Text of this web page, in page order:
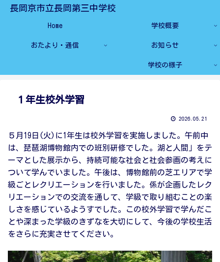
長岡京市立長岡第三中学校
Home 学校概要
おたより・通信 お知らせ
学校の様子
１年生校外学習
2026.05.21
５月19日(火)に1年生は校外学習を実施しました。午前中
は、琵琶湖博物館内での班別研修でした。湖と人間」をテ
ーマとした展示から、持続可能な社会と社会参画の考えに
ついて学んでいました。午後は、博物館前の芝エリアで学
級ごとレクリエーションを行いました。係が企画したレク
リエーションでの交流を通して、学級で取り組むことの楽
しさを感じているようすでした。この校外学習で学んだこ
とや深まった学級のきずなを大切にして、今後の学校生活
をさらに充実させてください。